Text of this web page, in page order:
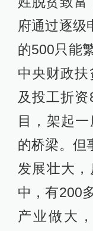
府通过逐级
的500只能
中央财政
及投工折
目，架起
的桥梁。但
发展壮大
中，有200
产业做大